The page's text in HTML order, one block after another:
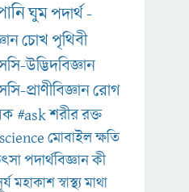
ঘুমপদার্থ-
চোখপৃথিবী
উদ্ভিদবিজ্ঞান
প্রাণীবিজ্ঞানরোগ
#askশরীররক্ত
মোবাইলক্ষতি
পদার্থবিজ্ঞানকী
মহাকাশস্বাস্থ্যমাথা